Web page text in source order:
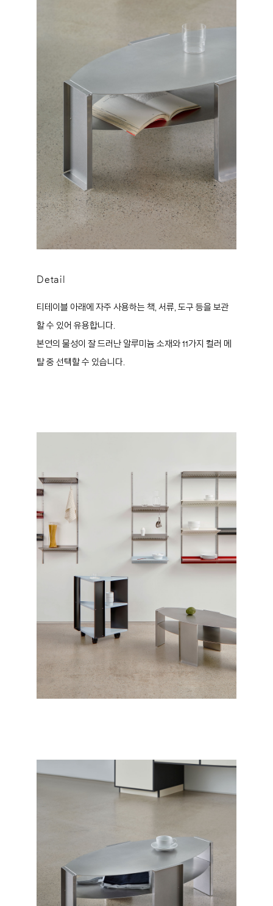
Detail
티테이블 아래에 자주 사용하는 책, 서류, 도구 등을 보관
할 수 있어 유용합니다.
본연의 물성이 잘 드러난 알루미늄 소재와 11가지 컬러 메
탈 중 선택할 수 있습니다.